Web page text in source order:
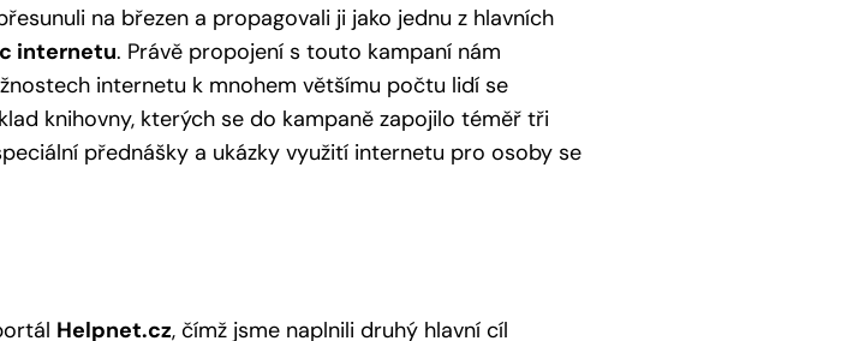
na březen a propagovali ji jako jednu z hlavních
internetu. Právě propojení s touto kampaní nám
internetu k mnohem většímu počtu lidí se
knihovny, kterých se do kampaně zapojilo téměř tři
přednášky a ukázky využití internetu pro osoby se
Helpnet.cz, čímž jsme naplnili druhý hlavní cíl